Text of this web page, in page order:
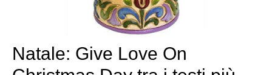
Natale: Give Love On